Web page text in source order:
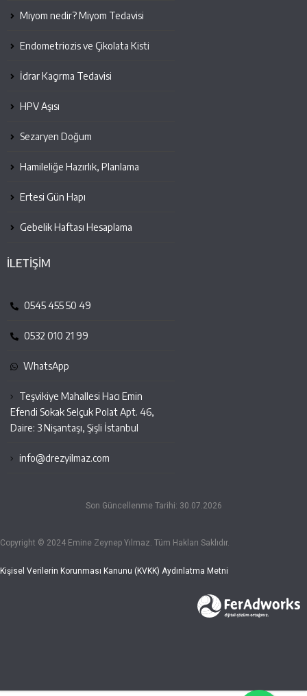
Miyom nedir? Miyom Tedavisi
Endometriozis ve Çikolata Kisti
İdrar Kaçırma Tedavisi
HPV Aşısı
Sezaryen Doğum
Hamileliğe Hazırlık, Planlama
Ertesi Gün Hapı
Gebelik Haftası Hesaplama
İLETİŞİM
0545 455 50 49
0532 010 21 99
WhatsApp
Teşvikiye Mahallesi Hacı Emin
Efendi Sokak Selçuk Polat Apt. 46,
Daire: 3 Nişantaşı, Şişli İstanbul
info@drezyilmaz.com
Son Güncellenme Tarihi: 30.07.2026
Copyright © 2024 Emine Zeynep Yılmaz. Tüm Hakları Saklıdır.
Kişisel Verilerin Korunması Kanunu (KVKK) Aydınlatma Metni